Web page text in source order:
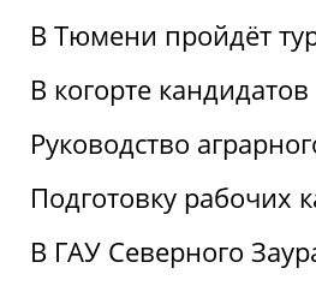
В Тюмени пройдёт
В когорте
Руководство
Подготовку рабочих
В ГАУ Северного